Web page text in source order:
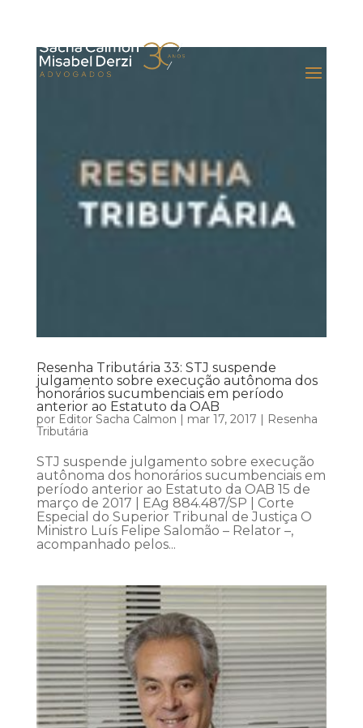
Resenha Tributária 33: STJ suspende
julgamento sobre execução autônoma dos
honorários sucumbenciais em período
anterior ao Estatuto da OAB
por Editor Sacha Calmon mar 17, 2017
Resenha
Tributária
STJ suspende julgamento sobre execução
autônoma dos honorários sucumbenciais em
período anterior ao Estatuto da OAB 15 de
março de 2017 | EAg 884.487/SP | Corte
Especial do Superior Tribunal de Justiça O
Ministro Luís Felipe Salomão – Relator –,
acompanhado pelos...